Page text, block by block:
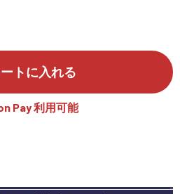
レートサイト
トに入れる
Pay 利用可能